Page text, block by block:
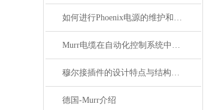
如何进行Phoenix电源的维护和保养？
Murr电缆在自动化控制系统中的应用
穆尔接插件的设计特点与结构优化
德国-Murr介绍